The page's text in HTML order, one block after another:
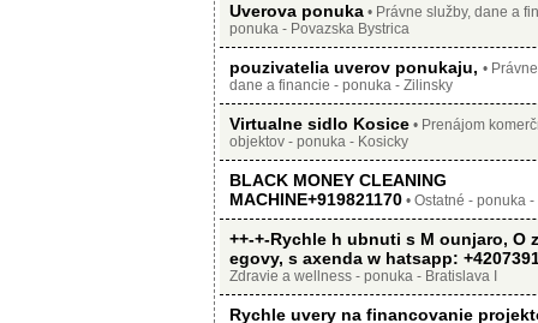
Uverova ponuka• Právne služby, dane a
ponuka - Povazska Bystrica
pouzivatelia uverov ponukaju, •
dane a financie - ponuka - Zilinsky
Virtualne sidlo Kosice• Prenájom
objektov - ponuka - Kosicky
BLACK MONEY CLEANING
MACHINE+919821170• Ostatné - ponuka
++-+-Rychle h ubnuti s M ounjaro, O
egovy, s axenda w hatsapp:
Zdravie a wellness - ponuka - Bratislava I
Rychle uvery na financovanie